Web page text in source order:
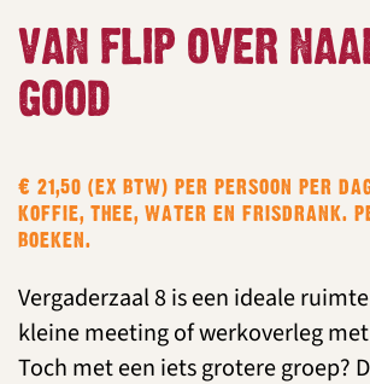
VAN FLIP OVER
GOOD
€ 21,50 (EX BTW) PER PERSOON PER
KOFFIE, THEE, WATER EN FRISDRANK.
BOEKEN.
Vergaderzaal 8 is een ideale
kleine meeting of werkoverleg
Toch met een iets grotere groep?